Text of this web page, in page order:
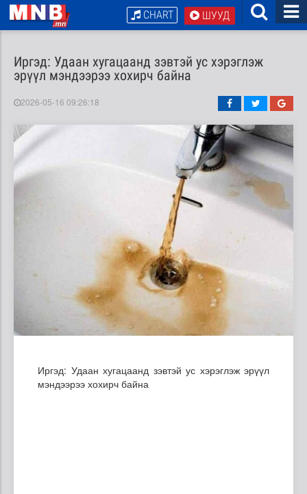
ШУУД
CHART
Иргэд: Удаан хугацаанд зэвтэй ус хэрэглэж
эрүүл мэндээрээ хохирч байна
2026-05-16 09:26:18
Иргэд: Удаан хугацаанд зэвтэй ус хэрэглэж эрүүл
мэндээрээ хохирч байна